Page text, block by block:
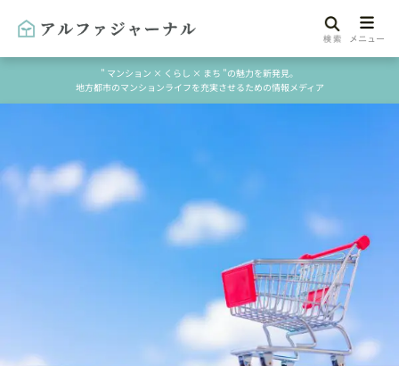
" マンション × くらし × まち "の魅力を新発見。
地方都市のマンションライフを充実させるための情報メディア